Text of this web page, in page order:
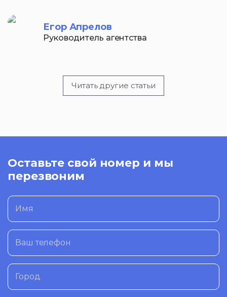
Егор Апрелов
Руководитель агентства
Читать другие статьи
Оставьте свой номер и мы
перезвоним
Имя
Ваш телефон
Город